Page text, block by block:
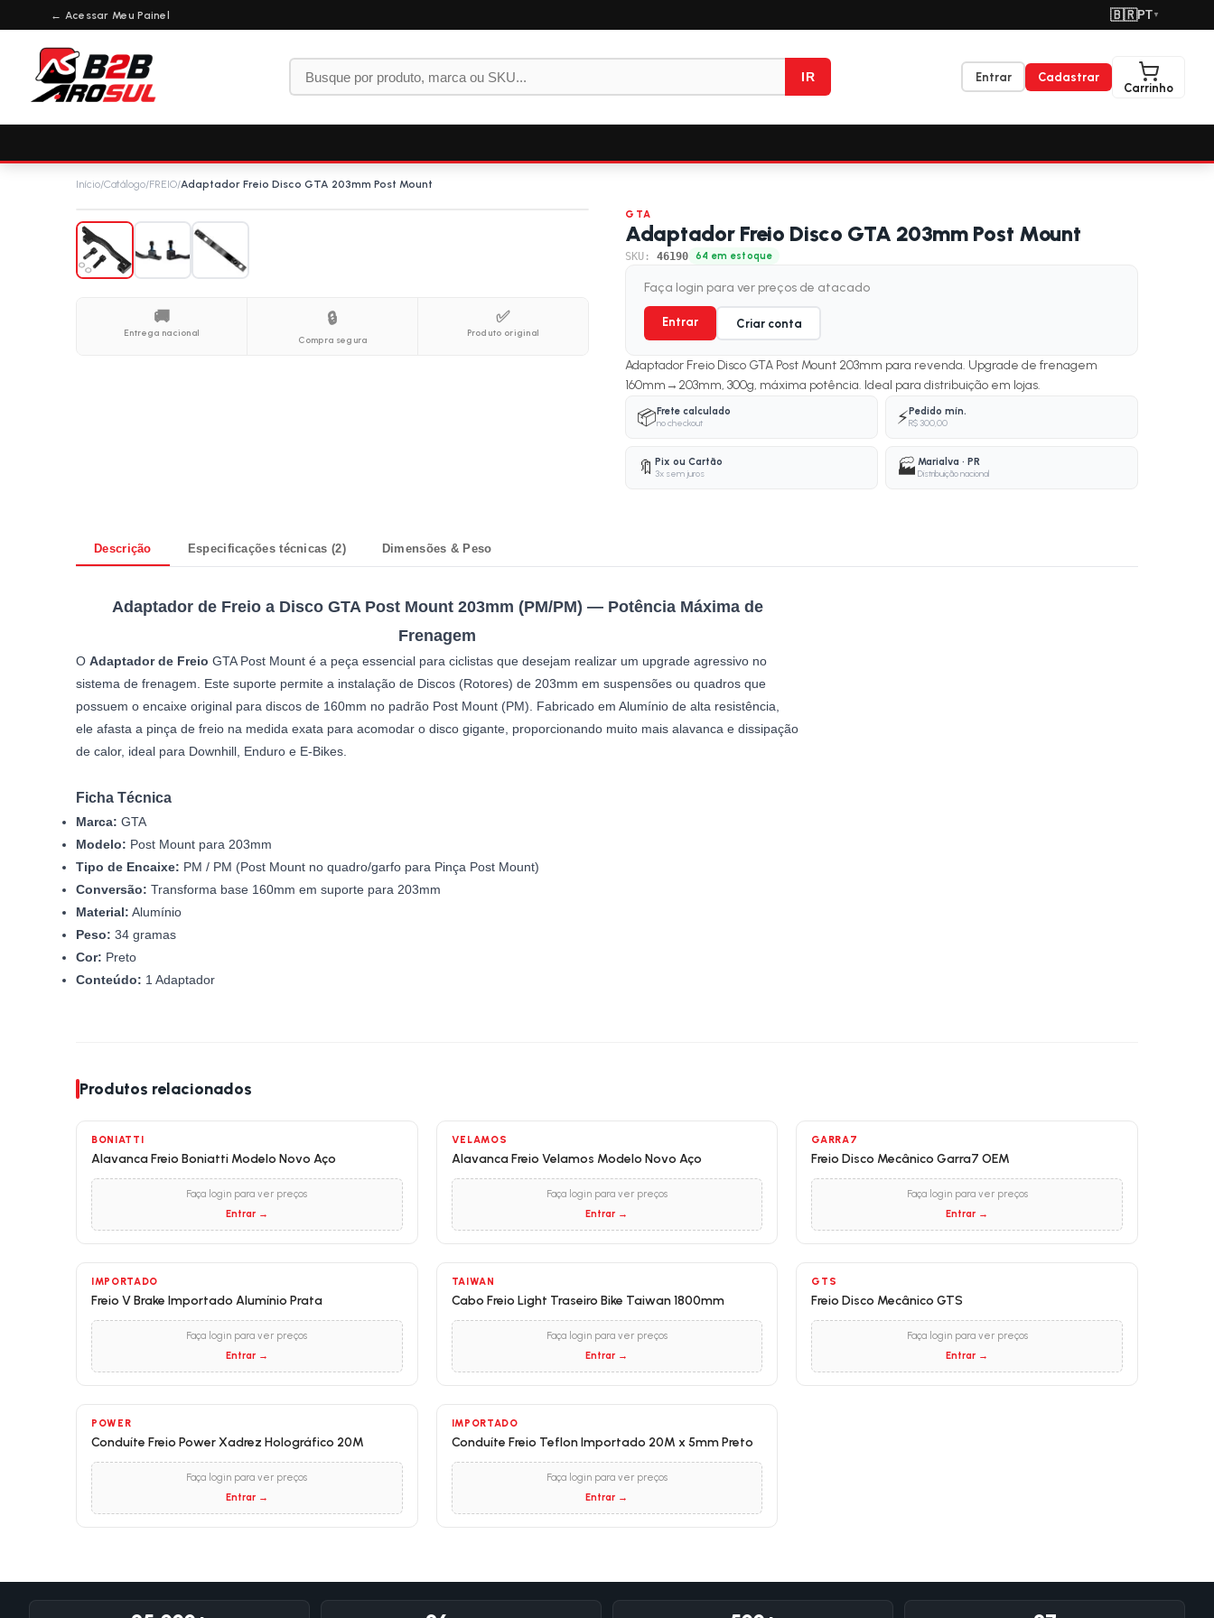
← Acessar Meu Painel 🇧🇷PT ▼
IR Entrar
Cadastrar
Carrinho
Início/Catálogo/FREIO/Adaptador Freio Disco GTA 203mm Post Mount
🚚
Entrega nacional
🔒
Compra segura
✅
Produto original
GTA
Adaptador Freio Disco GTA 203mm Post Mount
SKU: 46190 64 em estoque
Faça login para ver preços de atacado
Entrar Criar conta
Adaptador Freio Disco GTA Post Mount 203mm para revenda. Upgrade de frenagem
160mm→203mm, 300g, máxima potência. Ideal para distribuição em lojas.
📦Frete calculado
no checkout
⚡Pedido mín.
R$ 300,00
🔖 Pix ou Cartão
3x sem juros
🏭 Marialva · PR
Distribuição nacional
Descrição Especificações técnicas (2) Dimensões & Peso
Adaptador de Freio a Disco GTA Post Mount 203mm (PM/PM) — Potência Máxima de
Frenagem
O Adaptador de Freio GTA Post Mount é a peça essencial para ciclistas que desejam realizar um upgrade agressivo no
sistema de frenagem. Este suporte permite a instalação de Discos (Rotores) de 203mm em suspensões ou quadros que
possuem o encaixe original para discos de 160mm no padrão Post Mount (PM). Fabricado em Alumínio de alta resistência,
ele afasta a pinça de freio na medida exata para acomodar o disco gigante, proporcionando muito mais alavanca e dissipação
de calor, ideal para Downhill, Enduro e E-Bikes.
Ficha Técnica
Marca: GTA
Modelo: Post Mount para 203mm
Tipo de Encaixe: PM / PM (Post Mount no quadro/garfo para Pinça Post Mount)
Conversão: Transforma base 160mm em suporte para 203mm
Material: Alumínio
Peso: 34 gramas
Cor: Preto
Conteúdo: 1 Adaptador
Produtos relacionados
BONIATTI
Alavanca Freio Boniatti Modelo Novo Aço
Faça login para ver preços
Entrar →
VELAMOS
Alavanca Freio Velamos Modelo Novo Aço
Faça login para ver preços
Entrar →
GARRA7
Freio Disco Mecânico Garra7 OEM
Faça login para ver preços
Entrar →
IMPORTADO
Freio V Brake Importado Alumínio Prata
Faça login para ver preços
Entrar →
TAIWAN
Cabo Freio Light Traseiro Bike Taiwan 1800mm
Faça login para ver preços
Entrar →
GTS
Freio Disco Mecânico GTS
Faça login para ver preços
Entrar →
POWER
Conduíte Freio Power Xadrez Holográfico 20M
Faça login para ver preços
Entrar →
IMPORTADO
Conduíte Freio Teflon Importado 20M x 5mm Preto
Faça login para ver preços
Entrar →